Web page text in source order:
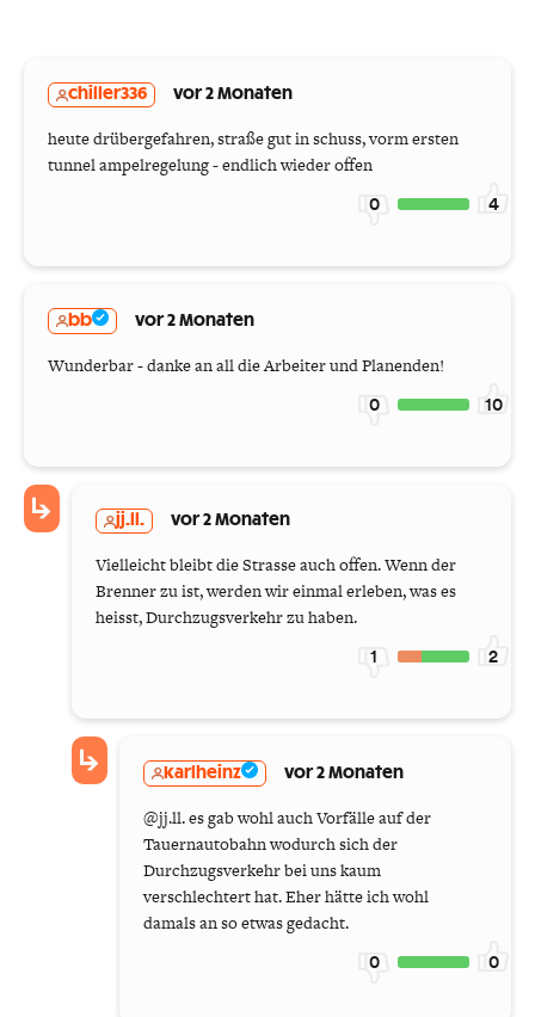
chiller336 vor 2 Monaten
heute drübergefahren, straße gut in schuss, vorm ersten
tunnel ampelregelung - endlich wieder offen
0 4
bb vor 2 Monaten
Wunderbar - danke an all die Arbeiter und Planenden!
0 10
jj.ll. vor 2 Monaten
Vielleicht bleibt die Strasse auch offen. Wenn der
Brenner zu ist, werden wir einmal erleben, was es
heisst, Durchzugsverkehr zu haben.
1 2
karlheinz vor 2 Monaten
@jj.ll. es gab wohl auch Vorfälle auf der
Tauernautobahn wodurch sich der
Durchzugsverkehr bei uns kaum
verschlechtert hat. Eher hätte ich wohl
damals an so etwas gedacht.
0 0